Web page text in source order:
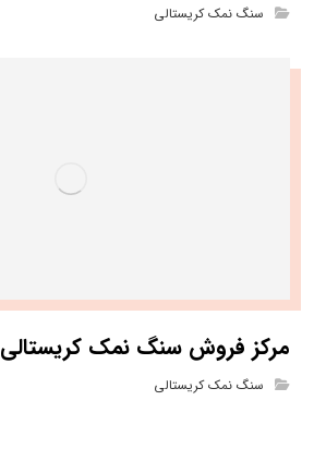
سنگ نمک کریستالی
مرکز فروش سنگ نمک کریستالی
سنگ نمک کریستالی